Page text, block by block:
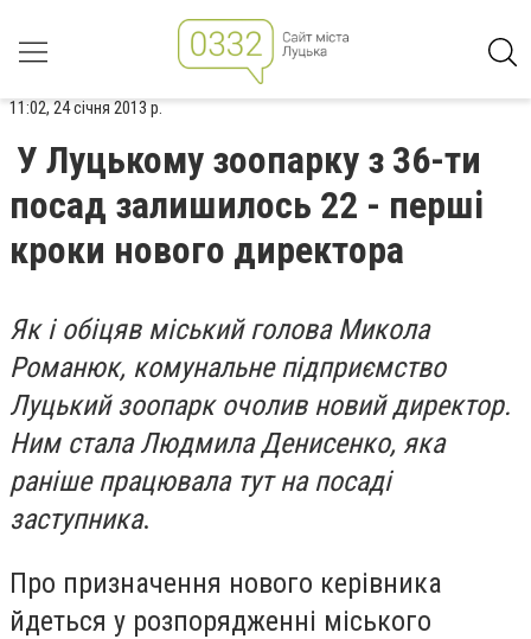
11:02, 24 січня 2013 р.
У Луцькому зоопарку з 36-ти
посад залишилось 22 - перші
кроки нового директора
Як і обіцяв міський голова Микола
Романюк, комунальне підприємство
Луцький зоопарк очолив новий директор.
Ним стала Людмила Денисенко, яка
раніше працювала тут на посаді
заступника.
Про призначення нового керівника
йдеться у розпорядженні міського